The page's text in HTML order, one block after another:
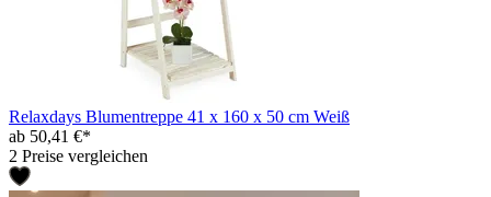
Relaxdays Blumentreppe 41 x 160 x 50 cm Weiß
ab 50,41 €*
2 Preise vergleichen